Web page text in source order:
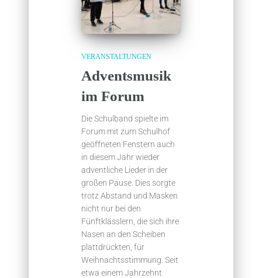
VERANSTALTUNGEN
Adventsmusik
im Forum
Die Schulband spielte im
Forum mit zum Schulhof
geöffneten Fenstern auch
in diesem Jahr wieder
adventliche Lieder in der
großen Pause. Dies sorgte
trotz Abstand und Masken
nicht nur bei den
Fünftklässlern, die sich ihre
Nasen an den Scheiben
plattdrückten, für
Weihnachtsstimmung. Seit
etwa einem Jahrzehnt